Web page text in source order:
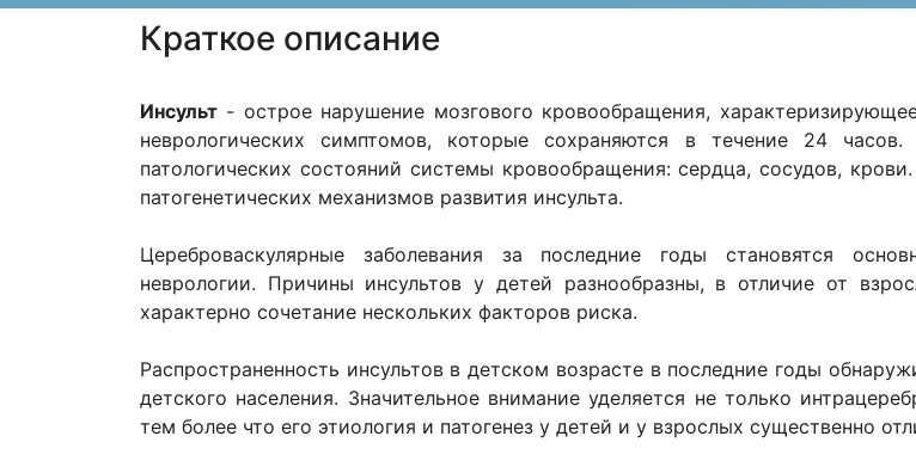
Краткое описание
Инсульт - острое нарушение мозгового кровообращения,
неврологических симптомов, которые сохраняются в течение 24
патологических состояний системы кровообращения: сердца, сосудов,
патогенетических механизмов развития инсульта.
Цереброваскулярные заболевания за последние годы становятся
неврологии. Причины инсультов у детей разнообразны, в отличие от
характерно сочетание нескольких факторов риска.
Распространенность инсультов в детском возрасте в последние годы
детского населения. Значительное внимание уделяется не только
тем более что его этиология и патогенез у детей и у взрослых существенно